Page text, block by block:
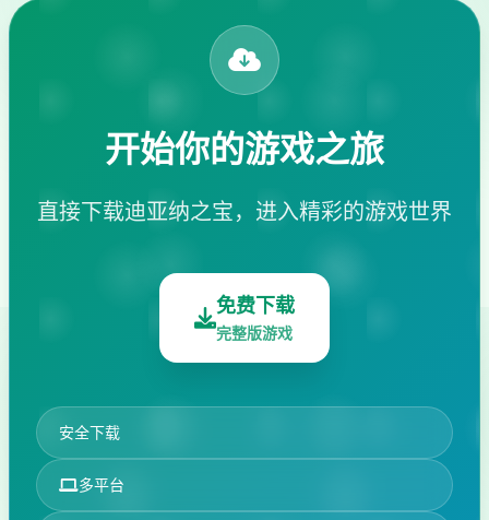
开始你的游戏之旅
直接下载迪亚纳之宝，进入精彩的游戏世界
免费下载
完整版游戏
安全下载
多平台